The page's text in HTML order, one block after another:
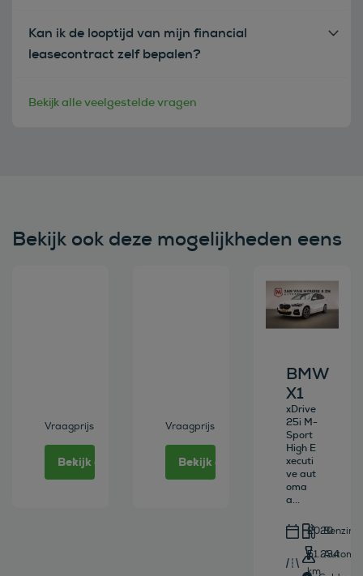
Kan ik de looptijd van mijn financial
leasecontract zelf bepalen?
Bekijk alle veelgestelde vragen
Bekijk ook deze mogelijkheden eens
Vraagprijs
Bekijk deze auto
Vraagprijs
Bekijk deze auto
Bekijk deze
BMW
X1
xDrive
25i M-
Sport
High E
xecuti
ve aut
oma
a...
2020Benzine
51.234
km